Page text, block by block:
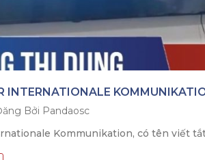
INTERNATIONALE
Bởi Pandaosc
Kommunikation, có tên viết tắt